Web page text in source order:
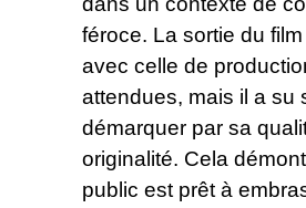
féroce. La sortie du
avec celle de
attendues, mais il a su
démarquer par sa
originalité. Cela
public est prêt à